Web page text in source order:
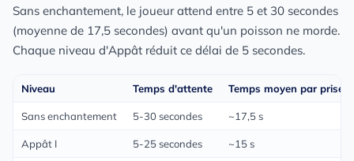
Sans enchantement, le joueur attend entre 5 et 30 secondes
(moyenne de 17,5 secondes) avant qu'un poisson ne morde.
Chaque niveau d'Appât réduit ce délai de 5 secondes.
Niveau Temps d'attente Temps moyen par prise
Sans enchantement 5-30 secondes ~17,5 s
Appât I 5-25 secondes ~15 s